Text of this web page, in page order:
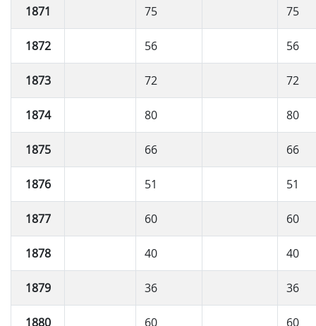
1871 75 75
1872 56 56
1873 72 72
1874 80 80
1875 66 66
1876 51 51
1877 60 60
1878 40 40
1879 36 36
1880 60 60